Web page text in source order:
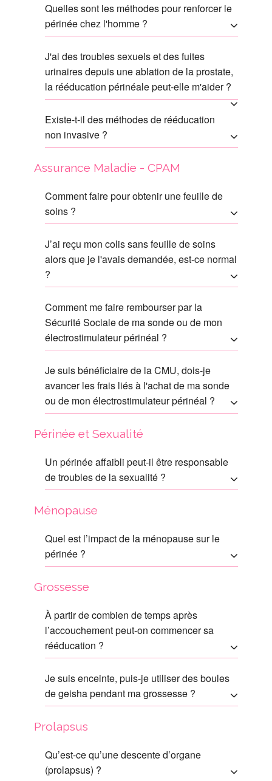
Quelles sont les méthodes pour renforcer le
périnée chez l'homme ?
J'ai des troubles sexuels et des fuites
urinaires depuis une ablation de la prostate,
la rééducation périnéale peut-elle m'aider ?
Existe-t-il des méthodes de rééducation
non invasive ?
Assurance Maladie - CPAM
Comment faire pour obtenir une feuille de
soins ?
J’ai reçu mon colis sans feuille de soins
alors que je l'avais demandée, est-ce normal
?
Comment me faire rembourser par la
Sécurité Sociale de ma sonde ou de mon
électrostimulateur périnéal ?
Je suis bénéficiaire de la CMU, dois-je
avancer les frais liés à l'achat de ma sonde
ou de mon électrostimulateur périnéal ?
Périnée et Sexualité
Un périnée affaibli peut-il être responsable
de troubles de la sexualité ?
Ménopause
Quel est l’impact de la ménopause sur le
périnée ?
Grossesse
À partir de combien de temps après
l’accouchement peut-on commencer sa
rééducation ?
Je suis enceinte, puis-je utiliser des boules
de geisha pendant ma grossesse ?
Prolapsus
Qu’est-ce qu’une descente d’organe
(prolapsus) ?